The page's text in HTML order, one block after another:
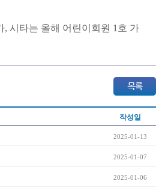
시타는 올해 어린이회원 1호 가
작성일
2025-01-13
2025-01-07
2025-01-06